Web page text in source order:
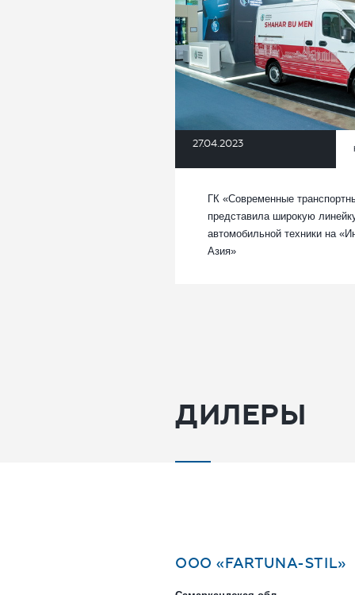
27.04.2023
ГК «Современные
представила широкую
автомобильной техники на
Азия»
ДИЛЕРЫ
OOO «FARTUNA-STIL»